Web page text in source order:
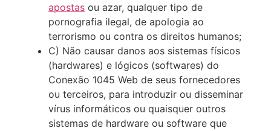
apostas ou azar, qualquer tipo de
pornografia ilegal, de apologia ao
terrorismo ou contra os direitos humanos;
C) Não causar danos aos sistemas físicos
(hardwares) e lógicos (softwares) do
Conexão 1045 Web de seus fornecedores
ou terceiros, para introduzir ou disseminar
vírus informáticos ou quaisquer outros
sistemas de hardware ou software que